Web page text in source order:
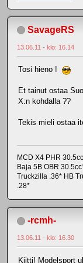
SavageRS
13.06.11 - klo: 16.14
Tosi hieno !
Et tainut ostaa
X:n kohdalla ??
Tekis mieli ostaa
MCD X4 PHR
Baja 5B OBR
Truckzilla .36* HB
.28*
-rcmh-
13.06.11 - klo: 16.30
Kiitti! Modelsport